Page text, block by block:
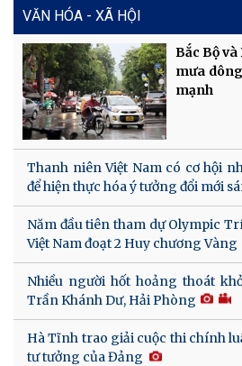
VĂN HÓA - XÃ HỘI
Bắc Bộ
mưa
mạnh
Thanh niên Việt Nam có cơ hội
để hiện thực hóa ý tưởng đổi mới
Năm đầu tiên tham dự Olympic
Việt Nam đoạt 2 Huy chương Vàng
Nhiều người hốt hoảng thoát
Trần Khánh Dư, Hải Phòng
Hà Tĩnh trao giải cuộc thi chính
tư tưởng của Đảng